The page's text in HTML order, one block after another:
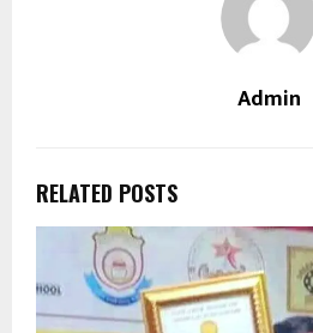
Admin
RELATED POSTS